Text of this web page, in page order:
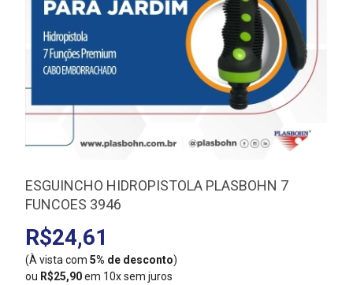
ESGUINCHO HIDROPISTOLA PLASBOHN 7
FUNCOES 3946
R$24,61
(À vista com 5% de desconto)
ou R$25,90em 10x sem juros